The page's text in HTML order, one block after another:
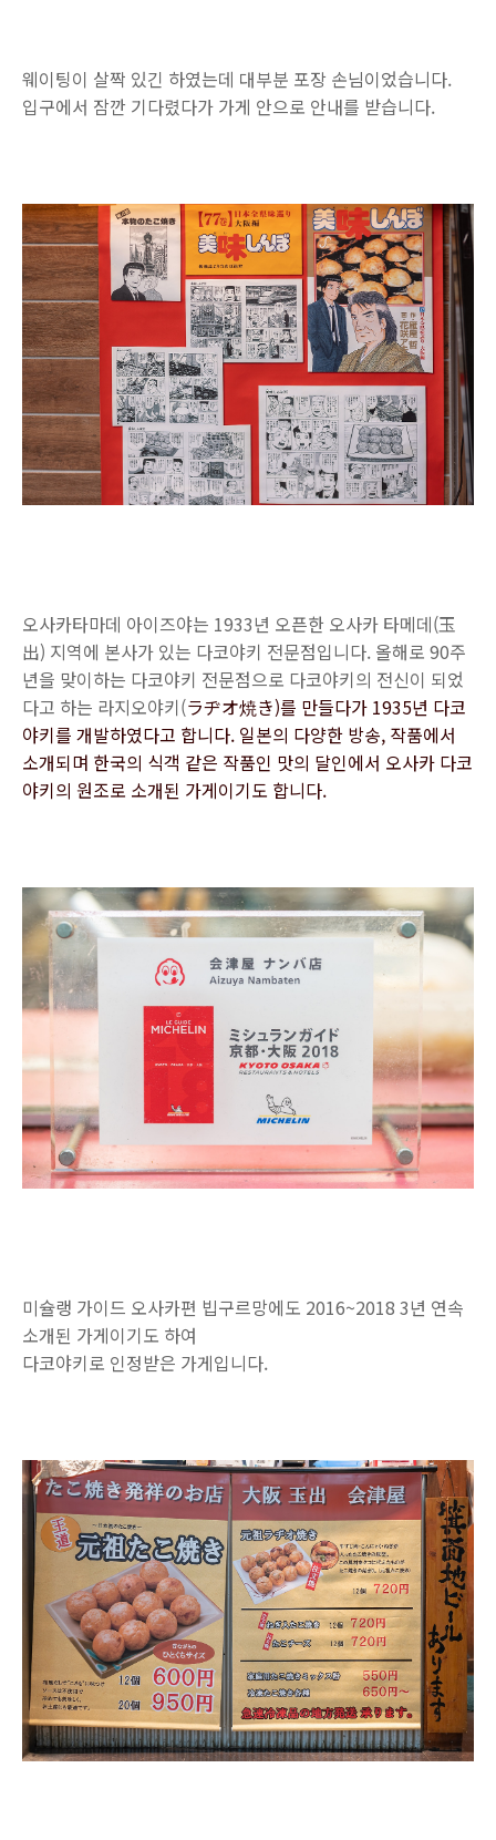
웨이팅이 살짝 있긴 하였는데 대부분 포장 손님이었습니다.
입구에서 잠깐 기다렸다가 가게 안으로 안내를 받습니다.
오사카타마데 아이즈야는 1933년 오픈한 오사카 타메데(玉
出) 지역에 본사가 있는 다코야키 전문점입니다. 올해로 90주
년을 맞이하는 다코야키 전문점으로 다코야키의 전신이 되었
다고 하는 라지오야키(ラヂオ焼き)를 만들다가 1935년 다코
야키를 개발하였다고 합니다. 일본의 다양한 방송, 작품에서
소개되며 한국의 식객 같은 작품인 맛의 달인에서 오사카 다코
야키의 원조로 소개된 가게이기도 합니다.
미슐랭 가이드 오사카편 빕구르망에도 2016~2018 3년 연속
소개된 가게이기도 하여
다코야키로 인정받은 가게입니다.